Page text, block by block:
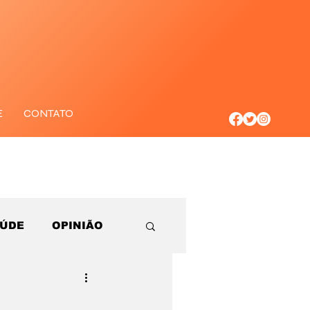
CONTATO
OPINIÃO